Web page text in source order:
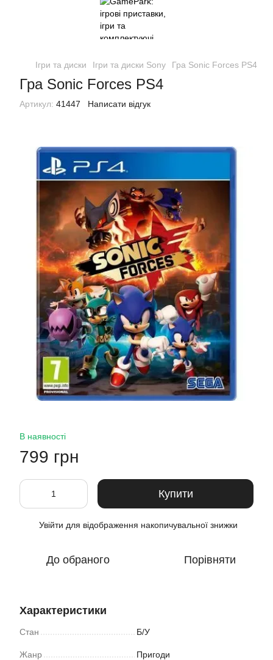
Ігри та диски Ігри та диски Sony Гра Sonic Forces PS4
Гра Sonic Forces PS4
Артикул: 41447 Написати відгук
В наявності
799 грн
Купити
Увійти для відображення накопичувальної знижки
До обраного Порівняти
Характеристики
Стан Б/У
Жанр Пригоди